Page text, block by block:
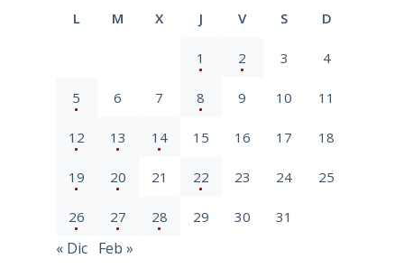
L M X J V S D
1 2 3 4
5 6 7 8 9 10 11
12 13 14 15 16 17 18
19 20 21 22 23 24 25
26 27 28 29 30 31
« Dic Feb »